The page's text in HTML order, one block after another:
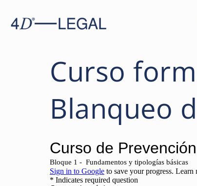
Curso
Blanqueo